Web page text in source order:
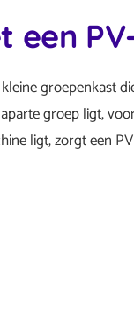
een
groepenkast
groep ligt,
ligt, zorgt een